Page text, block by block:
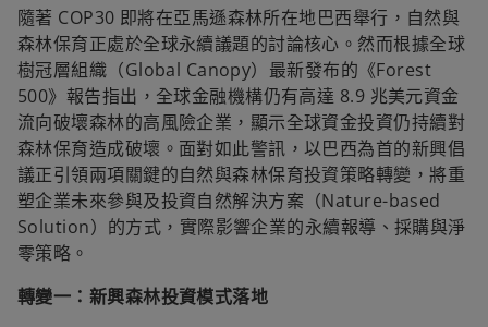
隨著 COP30 即將在亞馬遜森林所在地巴西舉行，自然與
森林保育正處於全球永續議題的討論核心。然而根據全球
樹冠層組織（Global Canopy）最新發布的《Forest
500》報告指出，全球金融機構仍有高達 8.9 兆美元資金
流向破壞森林的高風險企業，顯示全球資金投資仍持續對
森林保育造成破壞。面對如此警訊，以巴西為首的新興倡
議正引領兩項關鍵的自然與森林保育投資策略轉變，將重
塑企業未來參與及投資自然解決方案（Nature-based
Solution）的方式，實際影響企業的永續報導、採購與淨
零策略。
轉變一：新興森林投資模式落地